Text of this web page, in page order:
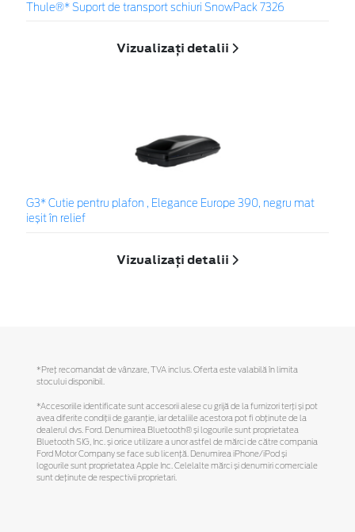
Thule®* Suport de transport schiuri SnowPack 7326
Vizualizați detalii
G3* Cutie pentru plafon , Elegance Europe 390, negru mat
ieșit în relief
Vizualizați detalii
*Preţ recomandat de vânzare, TVA inclus. Oferta este valabilă în limita
stocului disponibil.
*Accesoriile identificate sunt accesorii alese cu grijă de la furnizori terți și pot
avea diferite condiții de garanție, iar detaliile acestora pot fi obținute de la
dealerul dvs. Ford. Denumirea Bluetooth® și logourile sunt proprietatea
Bluetooth SIG, Inc. și orice utilizare a unor astfel de mărci de către compania
Ford Motor Company se face sub licență. Denumirea iPhone/iPod și
logourile sunt proprietatea Apple Inc. Celelalte mărci și denumiri comerciale
sunt deținute de respectivii proprietari.